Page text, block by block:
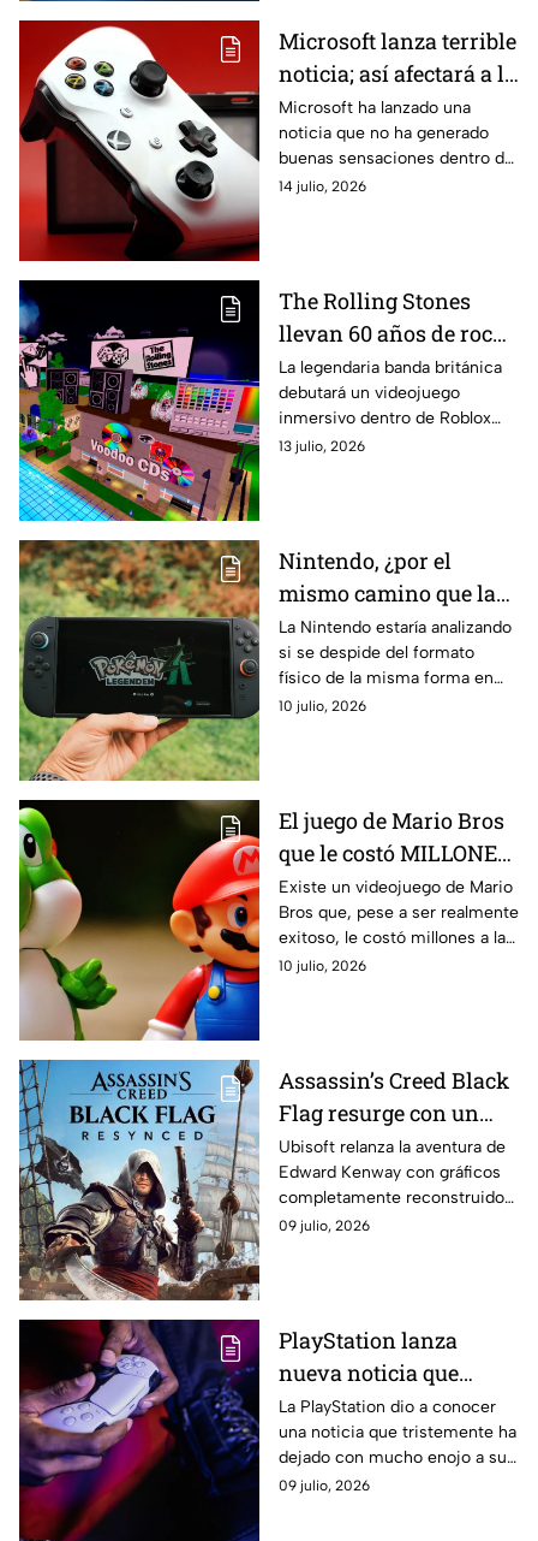
Microsoft lanza terrible
noticia; así afectará a la
Xbox
Microsoft ha lanzado una
noticia que no ha generado
buenas sensaciones dentro de
la Xbox, consola de
14 julio, 2026
The Rolling Stones
llevan 60 años de rock
a Roblox con una
experiencia interactiva
y el estreno de su
nuevo álbum
La legendaria banda británica
debutará un videojuego
inmersivo dentro de Roblox
para celebrar seis décadas de
13 julio, 2026
Nintendo, ¿por el
mismo camino que la
PlayStation? Revelan si
le dirá adiós al formato
físico
La Nintendo estaría analizando
si se despide del formato
físico de la misma forma en
cómo ocurrió con la
10 julio, 2026
El juego de Mario Bros
que le costó MILLONES
a la Nintendo por esta
razón
Existe un videojuego de Mario
Bros que, pese a ser realmente
exitoso, le costó millones a la
Nintendo. Esto es lo que
10 julio, 2026
Assassin’s Creed Black
Flag resurge con un
remake que moderniza
uno de los favoritos de
la saga
Ubisoft relanza la aventura de
Edward Kenway con gráficos
completamente reconstruidos,
mejoras en el combate,
09 julio, 2026
PlayStation lanza
nueva noticia que
causa enojo en los fans;
así terminarán con este
formato
La PlayStation dio a conocer
una noticia que tristemente ha
dejado con mucho enojo a sus
millones de seguidores. Esto
09 julio, 2026